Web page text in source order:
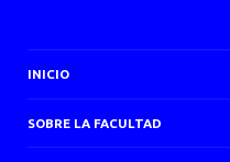
INICIO
SOBRE LA FACULTAD